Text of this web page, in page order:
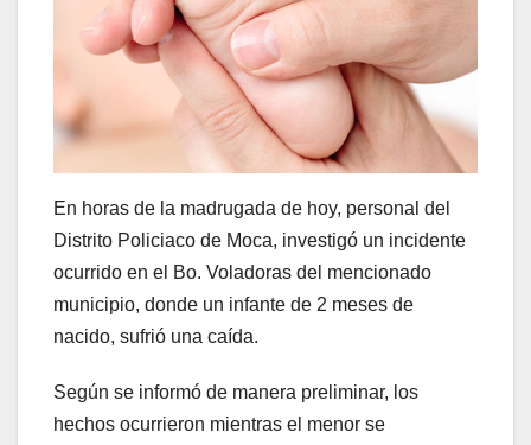
En horas de la madrugada de hoy, personal del
Distrito Policiaco de Moca, investigó un incidente
ocurrido en el Bo. Voladoras del mencionado
municipio, donde un infante de 2 meses de
nacido, sufrió una caída.
Según se informó de manera preliminar, los
hechos ocurrieron mientras el menor se